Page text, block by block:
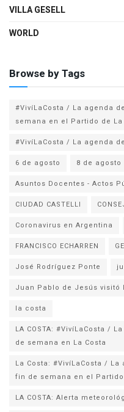
VILLA GESELL
WORLD
Browse by Tags
#VivíLaCosta / La agenda
semana en el Partido de La
#VivíLaCosta / La agenda
6 de agosto
8 de agosto
Asuntos Docentes - Actos
CIUDAD CASTELLI
Coronavirus en Argentina
FRANCISCO ECHARREN
José Rodríguez Ponte
la costa
LA COSTA: #VivíLaCosta /
de semana en La Costa
La Costa: #VivíLaCosta /
fin de semana en el Partido
LA COSTA: Alerta